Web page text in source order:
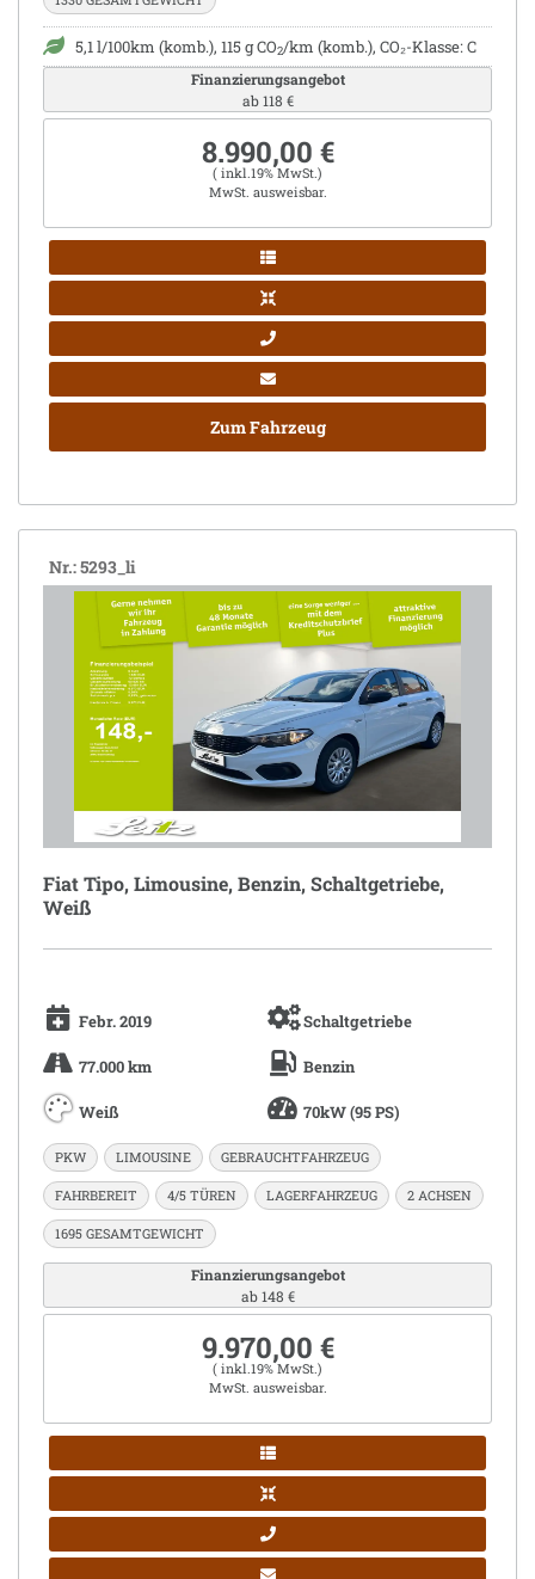
5,1 l/100km (komb.), 115 g CO2/km (komb.), CO₂-Klasse: C
Finanzierungsangebot
ab 118 €
8.990,00 €
( inkl.19% MwSt.)
MwSt. ausweisbar.
Zum Fahrzeug
Nr.: 5293_li
Fiat Tipo, Limousine, Benzin, Schaltgetriebe,
Weiß
Febr. 2019 Schaltgetriebe
77.000 km Benzin
Weiß 70kW (95 PS)
PKW LIMOUSINE GEBRAUCHTFAHRZEUG
FAHRBEREIT 4/5 TÜREN LAGERFAHRZEUG 2 ACHSEN
1695 GESAMTGEWICHT
Finanzierungsangebot
ab 148 €
9.970,00 €
( inkl.19% MwSt.)
MwSt. ausweisbar.